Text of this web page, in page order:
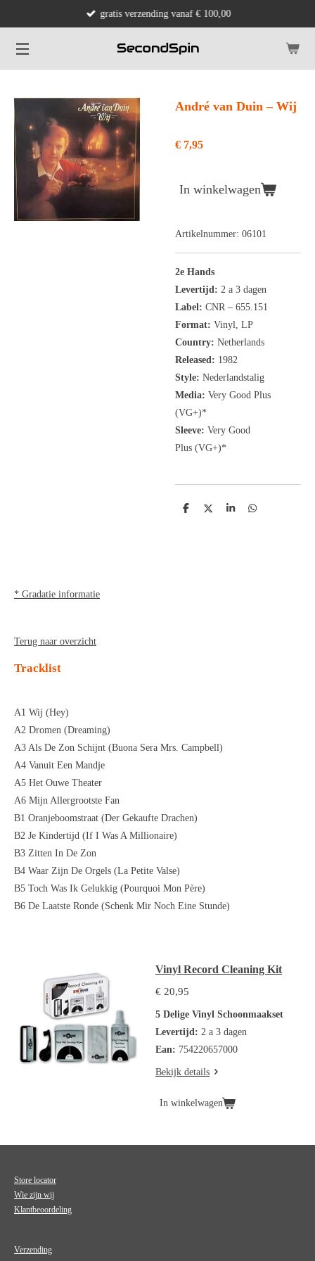
naar
de
gratis verzending vanaf € 100,00
André van Duin ‎– Wij
€ 7,95
In winkelwagen
Artikelnummer: 06101
2e Hands
Levertijd: 2 a 3 dagen
Label: CNR ‎– 655.151
Format: Vinyl, LP
Country: Netherlands
Released: 1982
Style: Nederlandstalig
Media: Very Good Plus
(VG+)*
Sleeve: Very Good
Plus (VG+)*
D
D
S
D
* Gradatie informatie
Terug naar overzicht
Tracklist
A1 Wij (Hey)
A2 Dromen (Dreaming)
A3 Als De Zon Schijnt (Buona Sera Mrs. Campbell)
A4 Vanuit Een Mandje
A5 Het Ouwe Theater
A6 Mijn Allergrootste Fan
B1 Oranjeboomstraat (Der Gekaufte Drachen)
B2 Je Kindertijd (If I Was A Millionaire)
B3 Zitten In De Zon
B4 Waar Zijn De Orgels (La Petite Valse)
B5 Toch Was Ik Gelukkig (Pourquoi Mon Père)
B6 De Laatste Ronde (Schenk Mir Noch Eine Stunde)
Vinyl Record Cleaning Kit
€ 20,95
5 Delige Vinyl Schoonmaakset
Levertijd: 2 a 3 dagen
Ean: 754220657000
Bekijk details
In winkelwagen
Store locator
Wie zijn wij
Klantbeoordeling
Verzending